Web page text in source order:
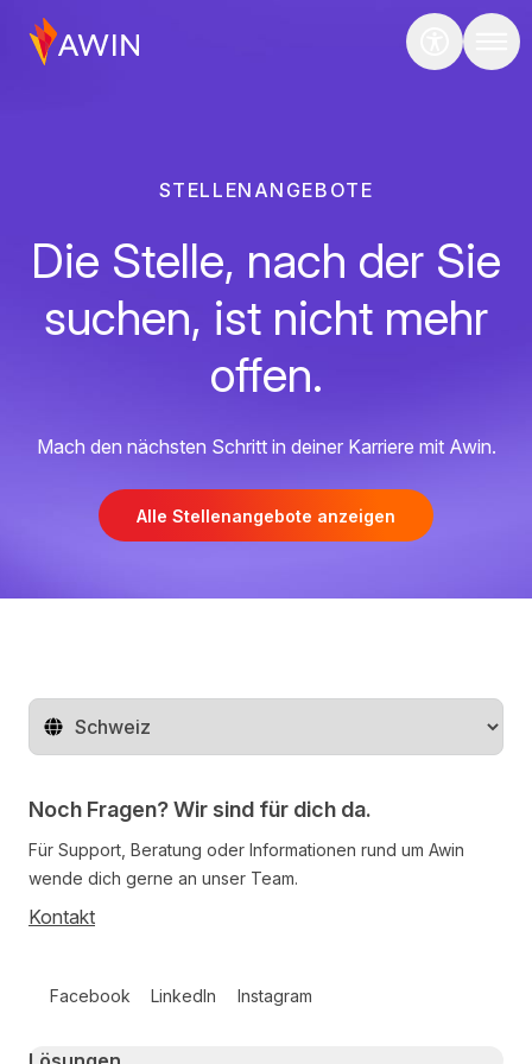
STELLENANGEBOTE
Die Stelle, nach der Sie
suchen, ist nicht mehr
offen.
Mach den nächsten Schritt in deiner Karriere mit Awin.
Alle Stellenangebote anzeigen
Region ändern
Noch Fragen? Wir sind für dich da.
Für Support, Beratung oder Informationen rund um Awin
wende dich gerne an unser Team.
Kontakt
Facebook LinkedIn Instagram
Primary footer navigation